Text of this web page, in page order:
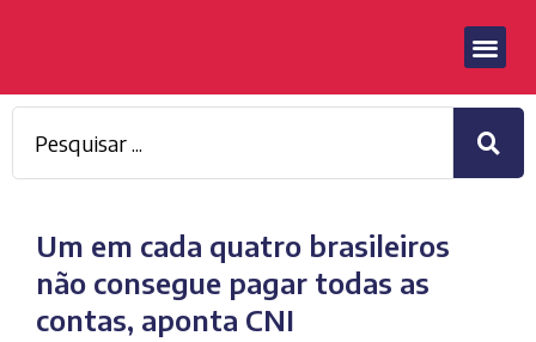
Um em cada quatro brasileiros
não consegue pagar todas as
contas, aponta CNI